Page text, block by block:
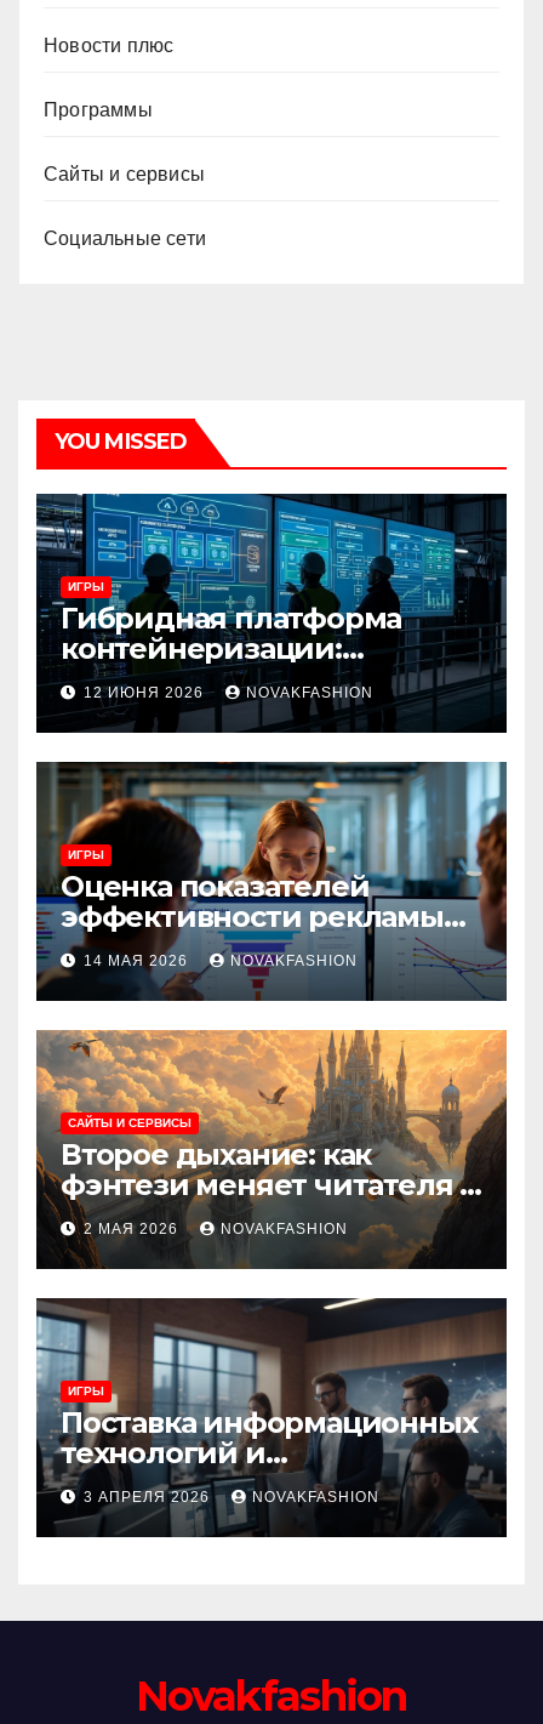
Новости плюс
Программы
Сайты и сервисы
Социальные сети
YOU MISSED
ИГРЫ
Гибридная платформа
контейнеризации:
архитектура, особенности
и сценарии использования
12 ИЮНЯ 2026 NOVAKFASHION
ИГРЫ
Оценка показателей
эффективности рекламы
при атрибуции
множественных точек
касания
14 МАЯ 2026 NOVAKFASHION
САЙТЫ И СЕРВИСЫ
Второе дыхание: как
фэнтези меняет читателя и
культуру
2 МАЯ 2026 NOVAKFASHION
ИГРЫ
Поставка информационных
технологий и
инновационные решения
3 АПРЕЛЯ 2026 NOVAKFASHION
Novakfashion